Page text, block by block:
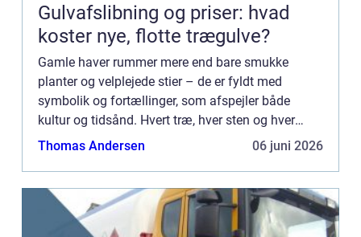
Gulvafslibning og priser: hvad
koster nye, flotte trægulve?
Gamle haver rummer mere end bare smukke
planter og velplejede stier – de er fyldt med
symbolik og fortællinger, som afspejler både
kultur og tidsånd. Hvert træ, hver sten og hver
dam er ofte placeret med en mening, der r...
Thomas Andersen 06 juni 2026